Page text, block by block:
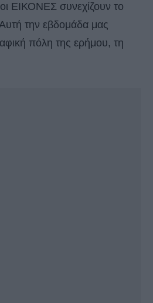
ΕΙΚΟΝΕΣ συνεχίζουν το
Αυτή την εβδομάδα μας
πόλη της ερήμου, τη